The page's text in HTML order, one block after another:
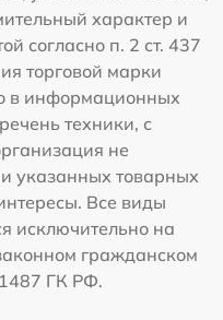
характер и
согласно п. 2 ст. 437
торговой марки
в информационных
техники, с
не
указанных товарных
Все виды
исключительно на
гражданском
1487 ГК РФ.